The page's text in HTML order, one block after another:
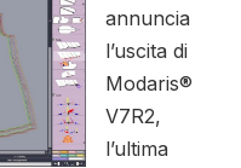
annuncia
l’uscita di
Modaris®
V7R2,
l’ultima